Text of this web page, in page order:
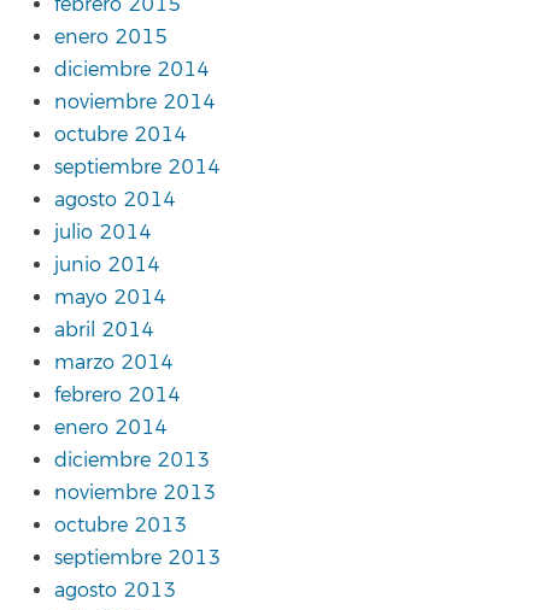
febrero 2015
enero 2015
diciembre 2014
noviembre 2014
octubre 2014
septiembre 2014
agosto 2014
julio 2014
junio 2014
mayo 2014
abril 2014
marzo 2014
febrero 2014
enero 2014
diciembre 2013
noviembre 2013
octubre 2013
septiembre 2013
agosto 2013